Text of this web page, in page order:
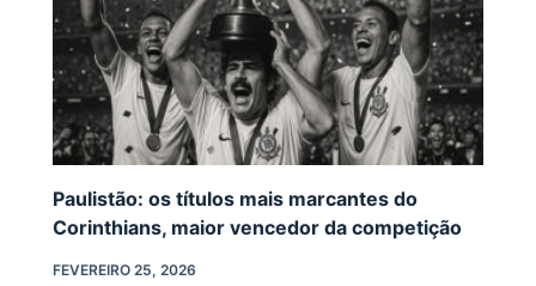
Paulistão: os títulos mais marcantes do
Corinthians, maior vencedor da competição
FEVEREIRO 25, 2026